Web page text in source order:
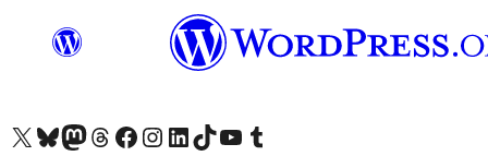
Kunjungi akun X (sebelumnya Twitter) kamiVisit our Bluesky account
Kunjungi akun Mastodon kami
Visit our Threads account
Kunjungi halaman Facebook kamiKunjungi akun Instagram kamiKunjungi akun LinkedIn kami
Visit our TikTok account
Kunjungi channel YouTube kamiVisit our Tumblr account